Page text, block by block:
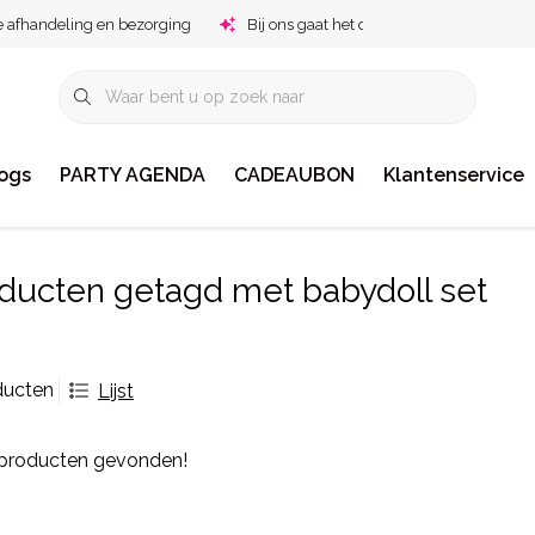
afhandeling en bezorging Bij ons gaat het om jou!
PARTY AGENDA CADEAUBON Klantenservice
getagd met babydoll set
Lijst
gevonden!